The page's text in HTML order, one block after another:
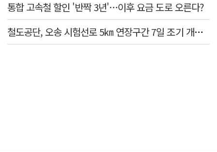
통합 고속철 할인 '반짝 3년'…이후 요금 도로 오른다?
철도공단, 오송 시험선로 5㎞ 연장구간 7일 조기 개통…LA 메트로 사업 지원